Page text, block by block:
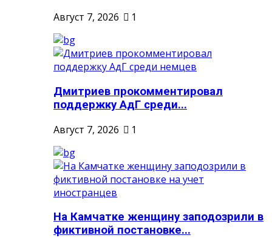
Август 7, 2026
1
Дмитриев прокомментировал
поддержку АдГ среди...
Август 7, 2026
1
На Камчатке женщину заподозрили в
фиктивной постановке...